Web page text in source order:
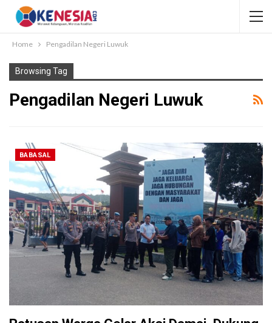
Home Pengadilan Negeri Luwuk
Browsing Tag
Pengadilan Negeri Luwuk
BABASAL